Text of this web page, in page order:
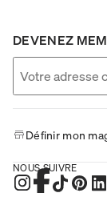
DEVENEZ
Définir mon
NOUS SUIVRE